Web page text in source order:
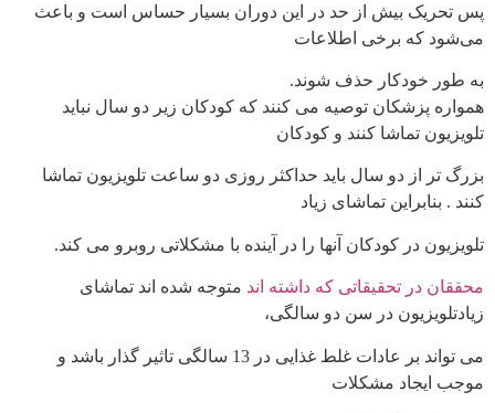
پس تحریک بیش از حد در این دوران بسیار حساس است و باعث
می‌شود که برخی اطلاعات
به طور خودکار حذف شوند.
همواره پزشکان توصیه می کنند که کودکان زیر دو سال نباید
تلویزیون تماشا کنند و کودکان
بزرگ تر از دو سال باید حداکثر روزی دو ساعت تلویزیون تماشا
کنند . بنابراین تماشای زیاد
تلویزیون در کودکان آنها را در آینده با مشکلاتی روبرو می کند.
محققان در تحقیقاتی که داشته اند متوجه شده اند تماشای
زیادتلویزیون در سن دو سالگی،
می تواند بر عادات غلط غذایی در 13 سالگی تاثیر گذار باشد و
موجب ایجاد مشکلات